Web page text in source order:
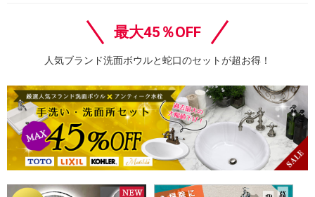
最大45％OFF
人気ブランド洗面ボウルと蛇口のセットが超お得！